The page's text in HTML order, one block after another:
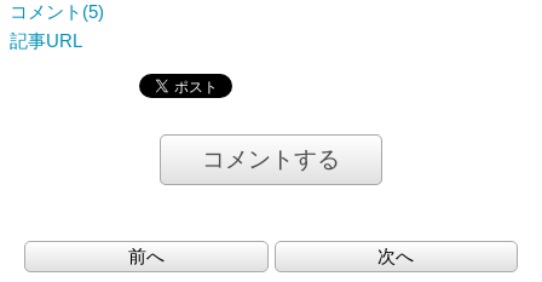
コメント(5)
記事URL
コメントする
前へ 次へ